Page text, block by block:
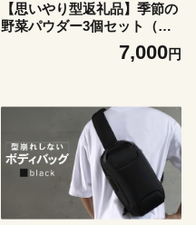
【思いやり型返礼品】季節の
野菜パウダー3個セット（ほ
うれん草） | 野菜パウダー パ
ウダー ほうれん草 ホウレン
ぃ 茨城県 龍ケ崎市
7,000円